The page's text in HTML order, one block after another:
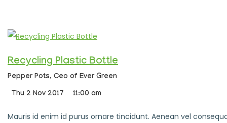
Recycling Plastic Bottle
Pepper Pots, Ceo of Ever Green
Thu 2 Nov 2017 11:00 am
Mauris id enim id purus ornare tincidunt. Aenean vel